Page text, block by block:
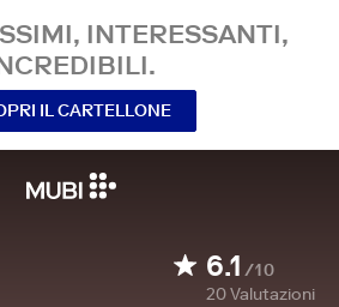
INTERESSANTI,
IL CARTELLONE
6.1 /10
20Valutazioni